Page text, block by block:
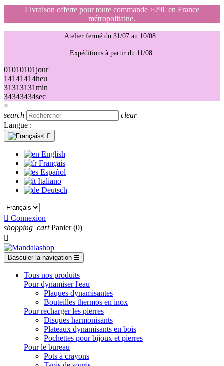
Livraison offerte pour toute commande >29€ en France
métropolitaine.
Atelier fermé du 31/07 au 10/08.
Expéditions à partir du 11/08.
01010101jour
14141414heu
31313131min
34343434sec
×
search
clear
Langue :

English
Français
Español
Italiano
Deutsch
 Connexion
shopping_cart Panier (0)

Basculer la navigation ☰
Tous nos produits
Pour dynamiser l'eau
Plaques dynamisantes
Bouteilles thermos en inox
Pour recharger les pierres
Disques harmonisants
Plateaux dynamisants en bois
Pochettes pour bijoux et pierres
Pour le bureau
Pots à crayons